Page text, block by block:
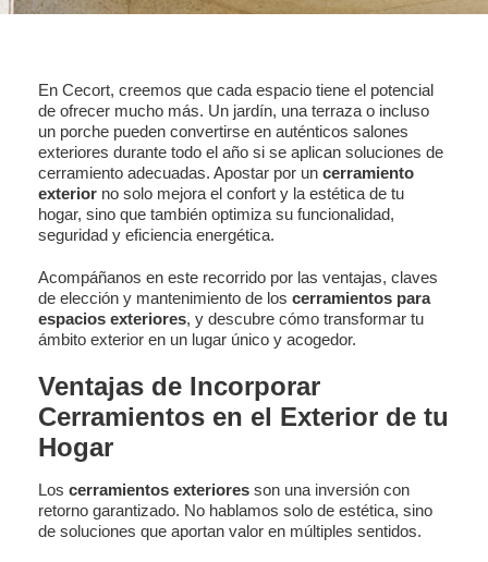
En Cecort, creemos que cada espacio tiene el potencial
de ofrecer mucho más. Un jardín, una terraza o incluso
un porche pueden convertirse en auténticos salones
exteriores durante todo el año si se aplican soluciones de
cerramiento adecuadas. Apostar por un cerramiento
exterior no solo mejora el confort y la estética de tu
hogar, sino que también optimiza su funcionalidad,
seguridad y eficiencia energética.
Acompáñanos en este recorrido por las ventajas, claves
de elección y mantenimiento de los cerramientos para
espacios exteriores, y descubre cómo transformar tu
ámbito exterior en un lugar único y acogedor.
Ventajas de Incorporar
Cerramientos en el Exterior de tu
Hogar
Los cerramientos exteriores son una inversión con
retorno garantizado. No hablamos solo de estética, sino
de soluciones que aportan valor en múltiples sentidos.